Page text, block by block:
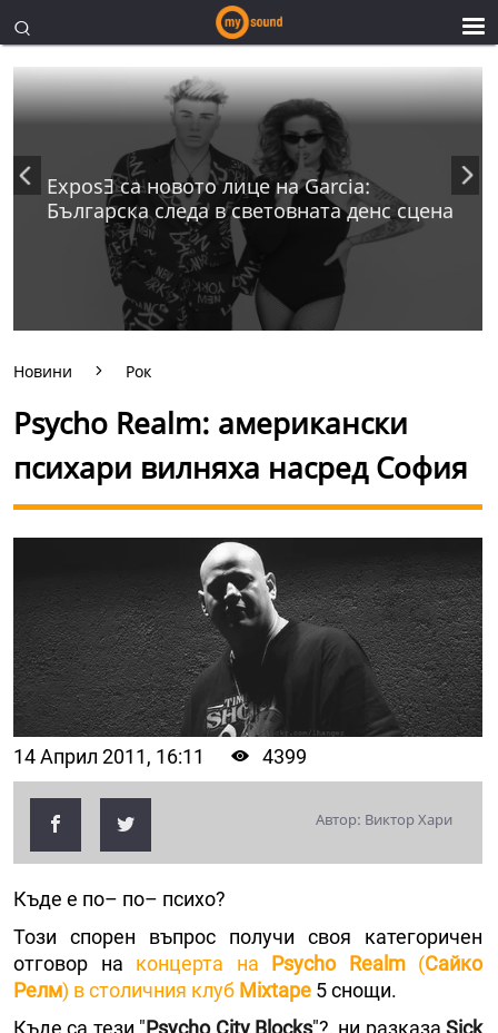
ExposƎ са новото лице на Garcia:
Българска следа в световната денс сцена
Новини Рок
Psycho Realm: американски
психари вилняха насред София
14 Април 2011, 16:11 4399
Автор: Виктор Хари
Къде е по– по– психо?
Този спорен въпрос получи своя категоричен
отговор на концерта на Psycho Realm(Сайко
Рeлм) в столичния клуб Mixtape 5 снощи.
Къде са тези "Psycho City Blocks"?, ни разказаSick